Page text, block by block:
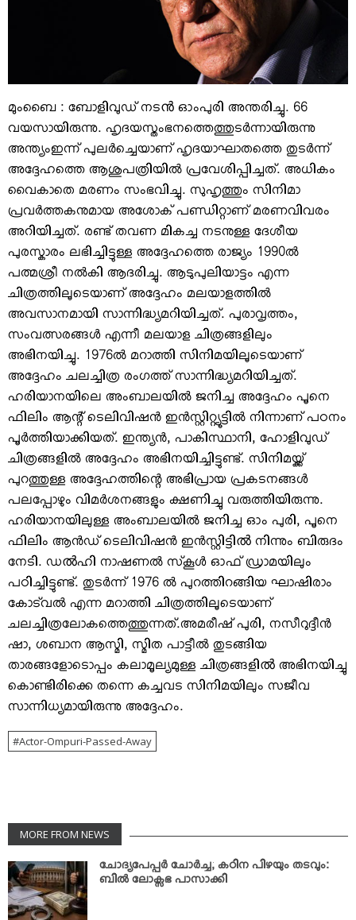
മുംബൈ : ബോളിവുഡ് നടൻ ഓംപുരി അന്തരിച്ചു. 66
വയസായിരുന്നു. ഹൃദയസ്തംഭനത്തെത്തുടര്‍ന്നായിരുന്നു
അന്ത്യംഇന്ന് പുലര്‍ച്ചെയാണ് ഹൃദയാഘാതത്തെ തുടര്‍ന്ന്
അദ്ദേഹത്തെ ആശുപത്രിയില്‍ പ്രവേശിപ്പിച്ചത്. അധികം
വൈകാതെ മരണം സംഭവിച്ചു. സുഹൃത്തും സിനിമാ
പ്രവര്‍ത്തകനുമായ അശോക് പണ്ഡിറ്റാണ് മരണവിവരം
അറിയിച്ചത്. രണ്ട് തവണ മികച്ച നടനുള്ള ദേശീയ
പുരസ്കാരം ലഭിച്ചിട്ടുള്ള അദ്ദേഹത്തെ രാജ്യം 1990ല്‍
പത്മശ്രീ നല്‍കി ആദരിച്ചു. ആടുപുലിയാട്ടം എന്ന
ചിത്രത്തിലൂടെയാണ് അദ്ദേഹം മലയാളത്തില്‍
അവസാനമായി സാന്നിദ്ധ്യമറിയിച്ചത്. പുരാവൃത്തം,
സംവത്സരങ്ങള്‍ എന്നീ മലയാള ചിത്രങ്ങളിലും
അഭിനയിച്ചു. 1976ല്‍ മറാത്തി സിനിമയിലൂടെയാണ്
അദ്ദേഹം ചലച്ചിത്ര രംഗത്ത് സാന്നിദ്ധ്യമറിയിച്ചത്.
ഹരിയാനയിലെ അംബാലയില്‍ ജനിച്ച അദ്ദേഹം പൂനെ
ഫിലിം ആന്റ് ടെലിവിഷന്‍ ഇന്‍സ്റ്റിറ്റ്യൂട്ടില്‍ നിന്നാണ് പഠനം
പൂര്‍ത്തിയാക്കിയത്. ഇന്ത്യന്‍, പാകിസ്ഥാനി, ഹോളിവുഡ്
ചിത്രങ്ങളില്‍ അദ്ദേഹം അഭിനയിച്ചിട്ടുണ്ട്. സിനിമയ്ക്ക്
പുറത്തുള്ള അദ്ദേഹത്തിന്റെ അഭിപ്രായ പ്രകടനങ്ങള്‍
പലപ്പോഴും വിമര്‍ശനങ്ങളും ക്ഷണിച്ചു വരുത്തിയിരുന്നു.
ഹരിയാനയിലുള്ള അംബാലയില്‍ ജനിച്ച ഓം പുരി, പൂനെ
ഫിലിം ആന്‍ഡ് ടെലിവിഷന്‍ ഇന്‍സ്റ്റിട്ടിൽ നിന്നും ബിരുദം
നേടി. ഡൽഹി നാഷണല്‍ സ്‌കൂള്‍ ഓഫ് ഡ്രാമയിലും
പഠിച്ചിട്ടുണ്ട്. തുടര്‍ന്ന് 1976 ല്‍ പുറത്തിറങ്ങിയ ഘാഷിരാം
കോട്‌വല്‍ എന്ന മറാത്തി ചിത്രത്തിലൂടെയാണ്
ചലച്ചിത്രലോകത്തെത്തുന്നത്.അമരീഷ് പുരി, നസീറുദ്ദീന്‍
ഷാ, ശബാന ആസ്മി, സ്മിത പാട്ടീല്‍ തുടങ്ങിയ
താരങ്ങളോടൊപ്പം കലാമൂല്യമുള്ള ചിത്രങ്ങളിൽ അഭിനയിച്ചു
കൊണ്ടിരിക്കെ തന്നെ കച്ചവട സിനിമയിലും സജീവ
സാന്നിധ്യമായിരുന്നു അദ്ദേഹം.
Actor-Ompuri-Passed-Away
MORE FROM NEWS
ചോദ്യപേപ്പര്‍ ചോര്‍ച്ച; കഠിന പിഴയും തടവും:
ബില്‍ ലോക്സഭ പാസാക്കി